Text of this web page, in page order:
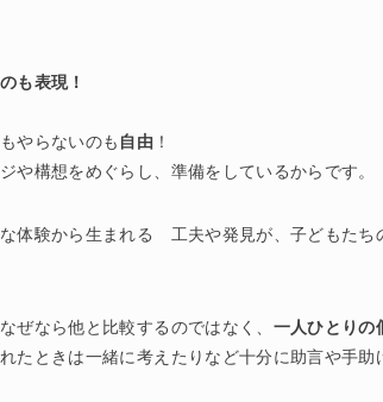
も表現！
やらないのも 自由 ！
や構想をめぐらし、準備をしているからです。
体験から生まれる 工夫や発見が、子どもたち
ぜなら他と比較するのではなく、 一人ひとりの
たときは一緒に考えたりなど十分に助言や手助